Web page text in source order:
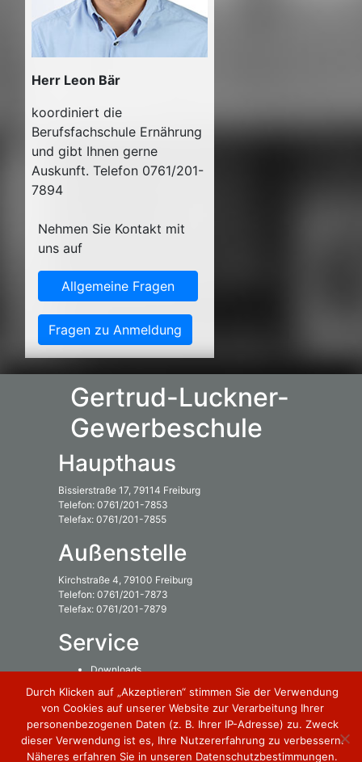
Herr Leon Bär
koordiniert die
Berufsfachschule Ernährung
und gibt Ihnen gerne
Auskunft. Telefon 0761/201-
7894
Nehmen Sie Kontakt mit
uns auf
Allgemeine Fragen
Fragen zu Anmeldung
Gertrud-Luckner-
Gewerbeschule
Haupthaus
Bissierstraße 17, 79114 Freiburg
Telefon: 0761/201-7853
Telefax: 0761/201-7855
Außenstelle
Kirchstraße 4, 79100 Freiburg
Telefon: 0761/201-7873
Telefax: 0761/201-7879
Service
Downloads
Rechtliches
Impressum
Datenschutzbestimmung
Durch Klicken auf „Akzeptieren“ stimmen Sie der Verwendung
von Cookies auf unserer Website zur Verarbeitung Ihrer
personenbezogenen Daten (z. B. Ihrer IP-Adresse) zu. Zweck
dieser Verwendung ist es, Ihre Nutzererfahrung zu verbessern.
Näheres erfahren Sie in unseren Datenschutzbestimmungen.